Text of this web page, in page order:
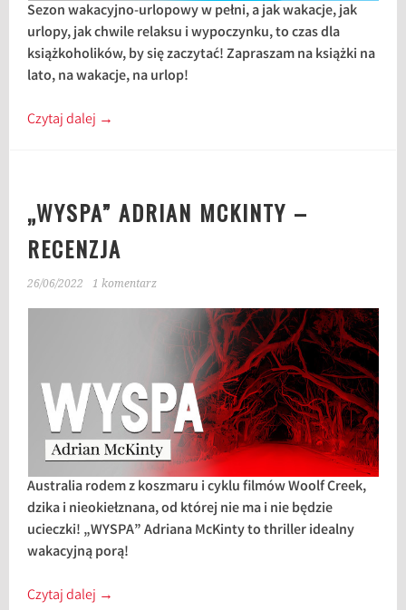
Sezon wakacyjno-urlopowy w pełni, a jak wakacje, jak
urlopy, jak chwile relaksu i wypoczynku, to czas dla
książkoholików, by się zaczytać! Zapraszam na książki na
lato, na wakacje, na urlop!
Czytaj dalej →
„WYSPA” ADRIAN MCKINTY –
RECENZJA
26/06/2022 1 komentarz
Australia rodem z koszmaru i cyklu filmów Woolf Creek,
dzika i nieokiełznana, od której nie ma i nie będzie
ucieczki! „WYSPA” Adriana McKinty to thriller idealny
wakacyjną porą!
Czytaj dalej →